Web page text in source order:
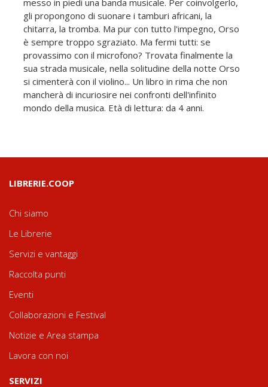
gli propongono di suonare i tamburi africani, la
chitarra, la tromba. Ma pur con tutto l'impegno, Orso
è sempre troppo sgraziato. Ma fermi tutti: se
provassimo con il microfono? Trovata finalmente la
sua strada musicale, nella solitudine della notte Orso
si cimenterà con il violino... Un libro in rima che non
mancherà di incuriosire nei confronti dell'infinito
mondo della musica. Età di lettura: da 4 anni.
LIBRERIE.COOP
Chi siamo
Le Librerie
Servizi e vantaggi
Raccolta punti
Eventi
Collaborazioni e Festival
Notizie e Area stampa
Lavora con noi
SERVIZI